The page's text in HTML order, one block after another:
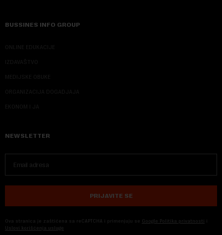
BUSSINES INFO GROUP
ONLINE EDUKACIJE
IZDAVAŠTVO
MEDIJSKE OBUKE
ORGANIZACIJA DOGADJAJA
EKONOM I JA
NEWSLETTER
PRIJAVITE SE
Ova stranica je zaštićena sa reCAPTCHA i primenjuju se Google Politika privatnosti i
Uslovi korišćenja usluge